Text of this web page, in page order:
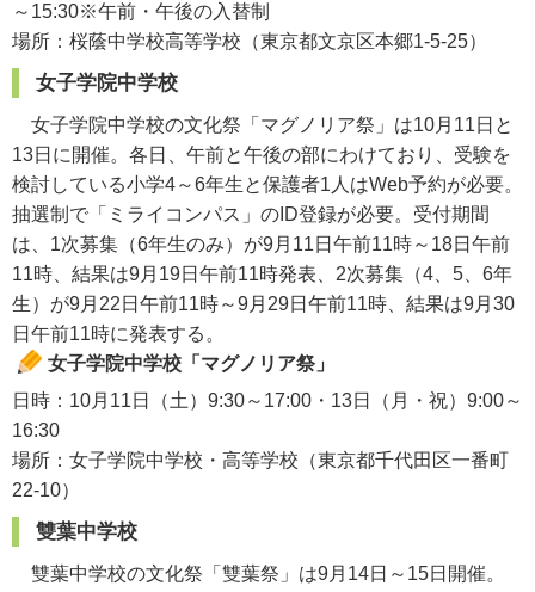
～15:30※午前・午後の入替制
場所：桜蔭中学校高等学校（東京都文京区本郷1-5-25）
女子学院中学校
女子学院中学校の文化祭「マグノリア祭」は10月11日と
13日に開催。各日、午前と午後の部にわけており、受験を
検討している小学4～6年生と保護者1人はWeb予約が必要。
抽選制で「ミライコンパス」のID登録が必要。受付期間
は、1次募集（6年生のみ）が9月11日午前11時～18日午前
11時、結果は9月19日午前11時発表、2次募集（4、5、6年
生）が9月22日午前11時～9月29日午前11時、結果は9月30
日午前11時に発表する。
女子学院中学校「マグノリア祭」
日時：10月11日（土）9:30～17:00・13日（月・祝）9:00～
16:30
場所：女子学院中学校・高等学校（東京都千代田区一番町
22-10）
雙葉中学校
雙葉中学校の文化祭「雙葉祭」は9月14日～15日開催。